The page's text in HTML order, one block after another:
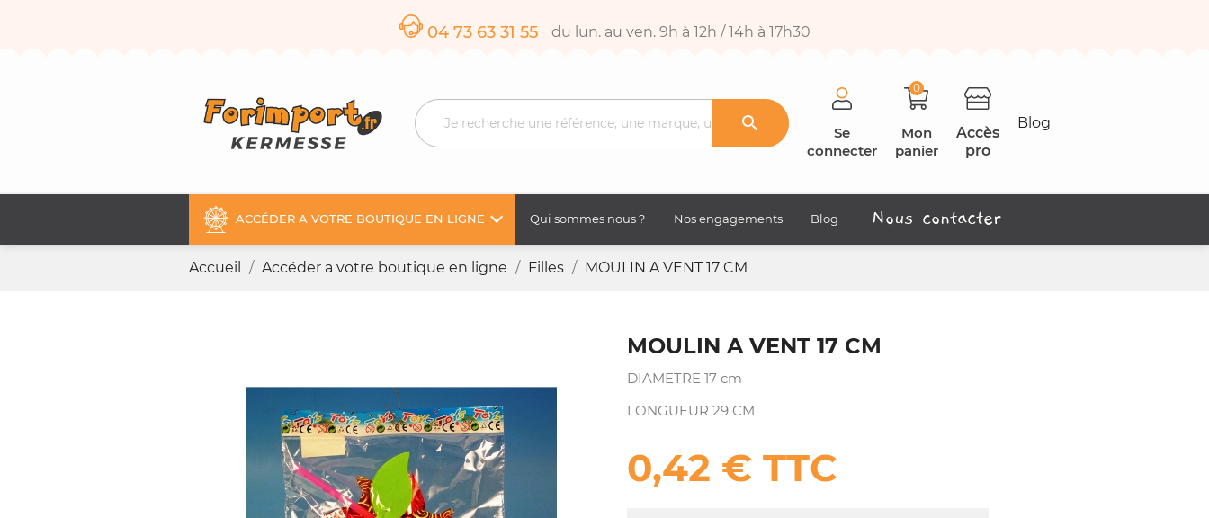
04 73 63 31 55 du lun. au ven. 9h à 12h / 14h à 17h30

Se
connecter
0
Mon
panier
Accès
pro
Blog
ACCÉDER A VOTRE BOUTIQUE EN LIGNE Qui sommes nous ? Nos engagements Blog Nous contacter
Accueil Accéder a votre boutique en ligne Filles MOULIN A VENT 17 CM
MOULIN A VENT 17 CM
DIAMETRE 17 cm
LONGUEUR 29 CM
0,42 € TTC